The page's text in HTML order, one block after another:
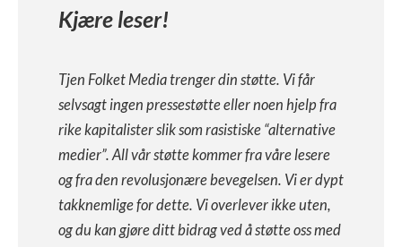
Kjære leser!
Tjen Folket Media trenger din støtte. Vi får
selvsagt ingen pressestøtte eller noen hjelp fra
rike kapitalister slik som rasistiske “alternative
medier”. All vår støtte kommer fra våre lesere
og fra den revolusjonære bevegelsen. Vi er dypt
takknemlige for dette. Vi overlever ikke uten,
og du kan gjøre ditt bidrag ved å støtte oss med